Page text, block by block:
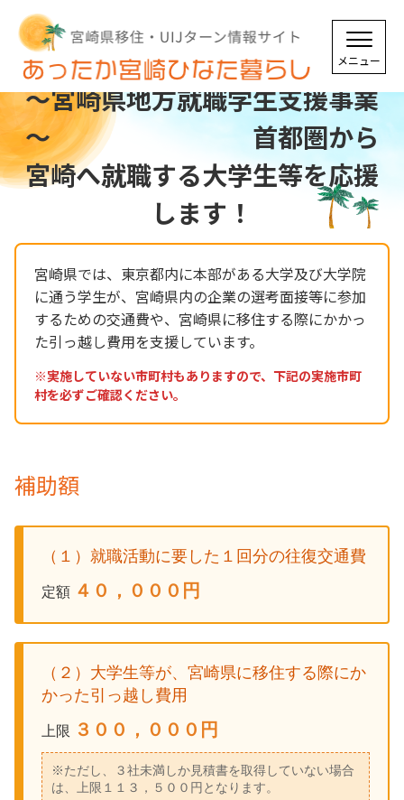
～宮崎県地方就職学生支援事業
～ 首都圏から
宮崎へ就職する大学生等を応援
します！
宮崎県では、東京都内に本部がある大学及び大学院
に通う学生が、宮崎県内の企業の選考面接等に参加
するための交通費や、宮崎県に移住する際にかかっ
た引っ越し費用を支援しています。
※実施していない市町村もありますので、下記の実施市町
村を必ずご確認ください。
補助額
（１）就職活動に要した１回分の往復交通費
定額 ４０，０００円
（２）大学生等が、宮崎県に移住する際にか
かった引っ越し費用
上限 ３００，０００円
※ただし、３社未満しか見積書を取得していない場合
は、上限１１３，５００円となります。